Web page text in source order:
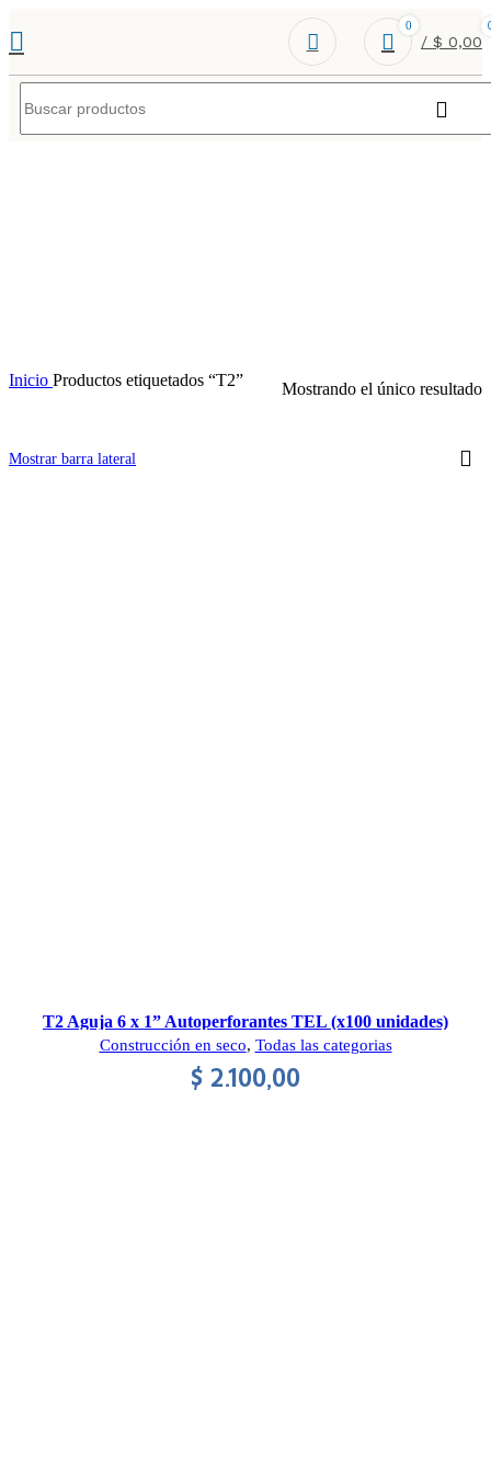
0
/ $ 0,00
Inicio Productos etiquetados “T2” Mostrando el único resultado
Mostrar barra lateral
T2 Aguja 6 x 1” Autoperforantes TEL (x100 unidades)
Construcción en seco, Todas las categorias
$ 2.100,00